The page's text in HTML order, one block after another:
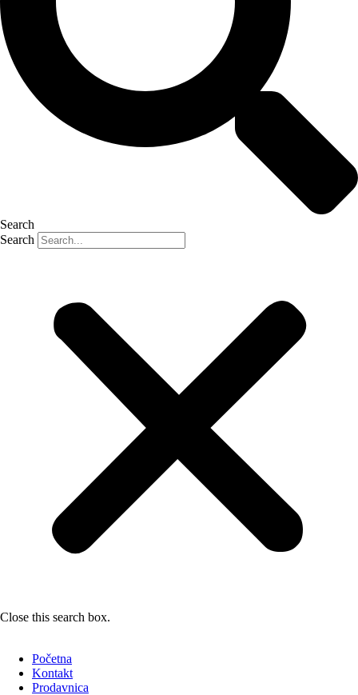
Search
Search
Close this search box.
Početna
Kontakt
Prodavnica